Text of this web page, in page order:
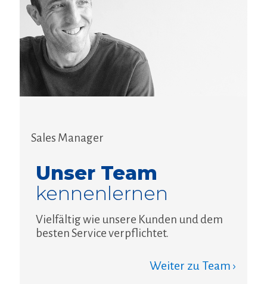
Sales Manager
Unser Team
kennenlernen
Vielfältig wie unsere Kunden und dem
besten Service verpflichtet.
Weiter zu Team ›